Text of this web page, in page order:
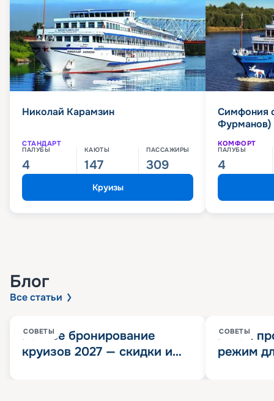
Николай Карамзин
СТАНДАРТ
ПАЛУБЫ
4
КАЮТЫ
147
ПАССАЖИРЫ
309
Круизы
Симфония
Фурманов)
КОМФОРТ
ПАЛУБЫ
4
Блог
Все статьи
СОВЕТЫ
Раннее бронирование
круизов 2027 — скидки и
СОВЕТЫ
Китай
режим